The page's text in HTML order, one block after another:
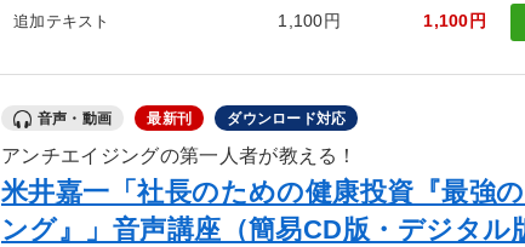
追加テキスト 1,100円 1,100円
音声・動画 最新刊 ダウンロード対応
アンチエイジングの第一人者が教える！
米井嘉一「社長のための健康投資『最強
ング』」音声講座（簡易CD版・デジタル